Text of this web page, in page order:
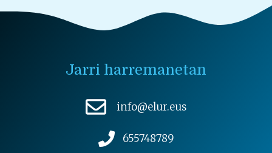
Jarri harremanetan
info@elur.eus
655748789